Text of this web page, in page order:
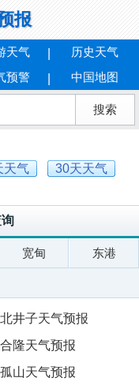
报
天气
历史天气
预警 中国地图
天气
30天天气
宽甸 东港
井子天气预报
隆天气预报
山天气预报